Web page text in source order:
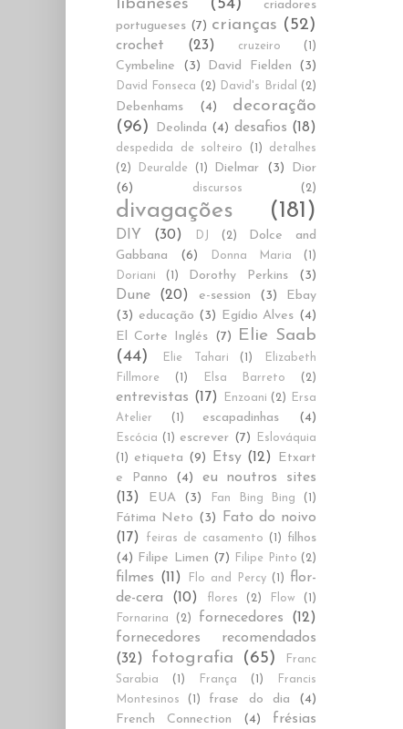
libaneses
(54)
criadores
portugueses (7) crianças (52)
crochet (23) cruzeiro (1)
Cymbeline (3) David Fielden (3)
David Fonseca (2) David's Bridal (2)
Debenhams (4)
decoração
(96)
Deolinda (4) desafios (18)
despedida de solteiro (1)
detalhes
(2)
Deuralde (1) Dielmar (3)
Dior
(6)
discursos (2)
divagações (181)
DIY (30) DJ (2)
Dolce and
Gabbana
(6) Donna Maria
(1)
Doriani
(1) Dorothy Perkins (3)
Dune (20) e-session (3)
Ebay
(3) educação (3) Egídio Alves (4)
El Corte Inglés (7)
Elie Saab
(44)
Elie Tahari (1)
Elizabeth
Fillmore
(1) Elsa Barreto (2)
entrevistas (17) Enzoani (2)
Ersa
Atelier
(1) escapadinhas (4)
Escócia (1) escrever (7)
Eslováquia
(1)
etiqueta (9) Etsy (12)
Etxart
e Panno
(4)
eu noutros sites
(13)
EUA (3) Fan Bing Bing (1)
Fátima Neto (3)
Fato do noivo
(17)
feiras de casamento (1)
filhos
(4) Filipe Limen (7) Filipe Pinto (2)
filmes (11) Flo and Percy (1)
flor-
de-cera
(10) flores (2) Flow
(1)
Fornarina
(2) fornecedores
(12)
fornecedores recomendados
(32)
fotografia (65)
Franc
Sarabia
(1) França (1)
Francis
Montesinos
(1) frase do dia
(4)
French Connection
(4) frésias